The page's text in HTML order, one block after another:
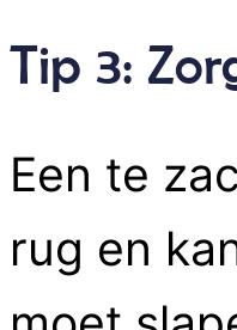
Tip 3:
Een te
rug en